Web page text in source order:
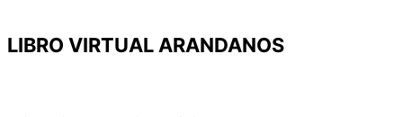
LIBRO VIRTUAL ARANDANOS